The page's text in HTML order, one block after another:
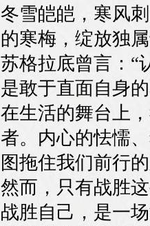
冬雪皑皑，寒风
的寒梅，绽放独
苏格拉底曾言：“
是敢于直面自身
在生活的舞台上
者。内心的怯懦
图拖住我们前行
然而，只有战胜
战胜自己，是一